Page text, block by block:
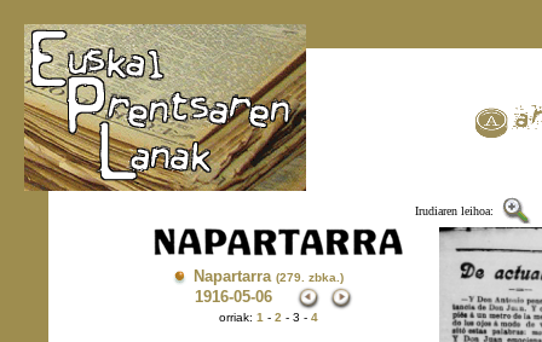
Irudiaren leihoa:
Napartarra (279. zbka.)
1916-05-06
orriak: 1 - 2 - 3 - 4